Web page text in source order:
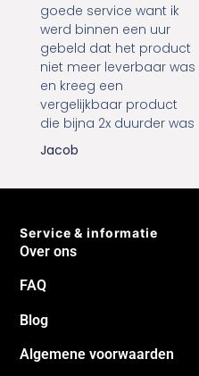
goede service want ik
werd binnen een uur
gebeld dat het product
niet meer leverbaar was
en kreeg een
vergelijkbaar product
die bijna 2x duurder was
Jacob
Service & informatie
Over ons
FAQ
Blog
Algemene voorwaarden